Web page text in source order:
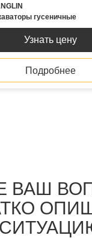
гусеничные
Узнать цену
Подробнее
ВАШ